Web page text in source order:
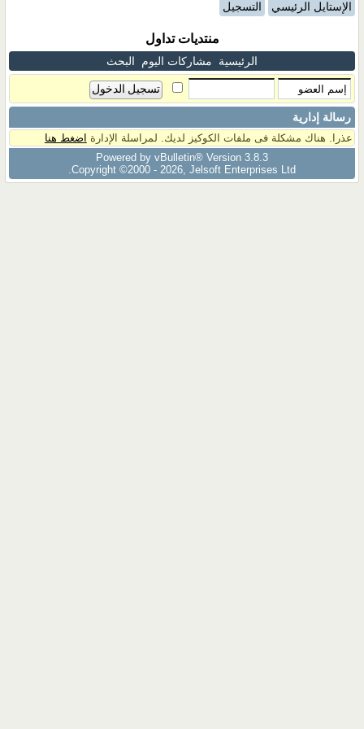
الإستايل الرئيسي التسجيل
منتديات تداول
الرئيسية مشاركات اليوم البحث
رسالة إدارية
عذرا. هناك مشكلة فى ملفات الكوكيز لديك. لمراسلة الإدارة اضغط هنا
Powered by vBulletin® Version 3.8.3
Copyright ©2000 - 2026, Jelsoft Enterprises Ltd.